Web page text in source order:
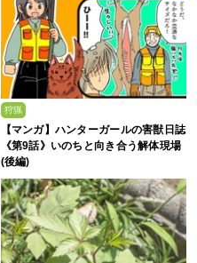
狩猟
【マンガ】ハンターガールの害獣日誌
《第9話》いのちと向き合う解体現場
(後編)